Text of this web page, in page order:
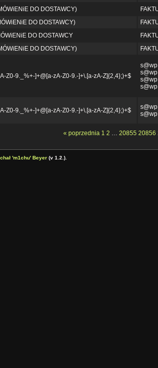
DO DOSTAWCY)
DO DOSTAWCY)
DO DOSTAWCY
DO DOSTAWCY)
Z0-9._%+-]+@[a-zA-Z0-9.-]+\.[a-zA-Z]{2,4};)+$
Z0-9._%+-]+@[a-zA-Z0-9.-]+\.[a-zA-Z]{2,4};)+$
« poprzednia 1 2 … 20855 20856
'm1chu' Beyer (v 1.2.).